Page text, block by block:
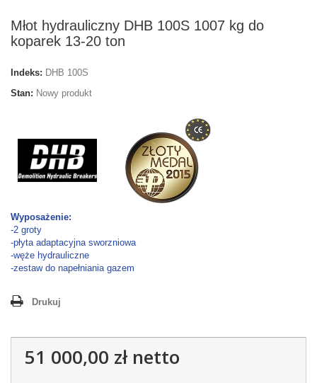
Młot hydrauliczny DHB 100S 1007 kg do
koparek 13-20 ton
Indeks: DHB 100S
Stan: Nowy produkt
Wyposażenie:
-2 groty
-płyta adaptacyjna sworzniowa
-węże hydrauliczne
-zestaw do napełniania gazem
Drukuj
51 000,00 złnetto